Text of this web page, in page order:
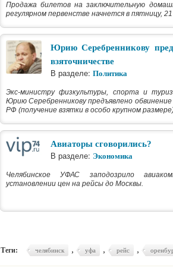
Продажа билетов на заключительную
регулярном первенстве начнется в пятницу,
Юрию Серебренникову
взяточничестве
В разделе: Политика
Экс-министру физкультуры, спорта и
Юрию Серебренникову предъявлено
РФ (получение взятки в особо крупном
Авиаторы сговорились?
В разделе: Экономика
Челябинское УФАС заподозрило
установлении цен на рейсы до Москвы.
Теги: челябинск , уфа , рейс ,